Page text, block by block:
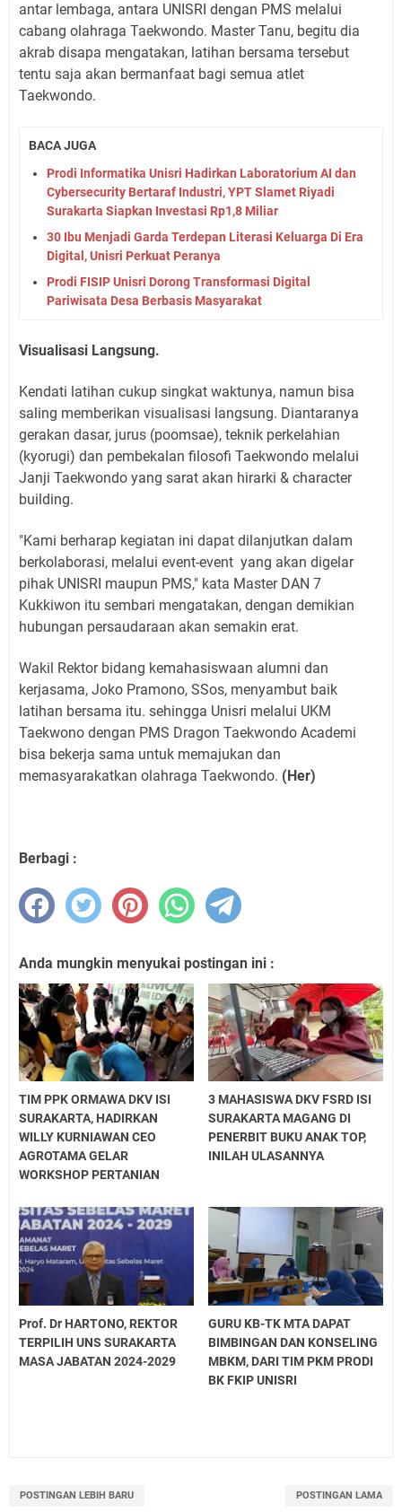
antar lembaga, antara UNISRI dengan PMS melalui
cabang olahraga Taekwondo. Master Tanu, begitu dia
akrab disapa mengatakan, latihan bersama tersebut
tentu saja akan bermanfaat bagi semua atlet
Taekwondo.
BACA JUGA
Prodi Informatika Unisri Hadirkan Laboratorium AI dan
Cybersecurity Bertaraf Industri, YPT Slamet Riyadi
Surakarta Siapkan Investasi Rp1,8 Miliar
30 Ibu Menjadi Garda Terdepan Literasi Keluarga Di Era
Digital, Unisri Perkuat Peranya
Prodi FISIP Unisri Dorong Transformasi Digital
Pariwisata Desa Berbasis Masyarakat
Visualisasi Langsung.
Kendati latihan cukup singkat waktunya, namun bisa
saling memberikan visualisasi langsung. Diantaranya
gerakan dasar, jurus (poomsae), teknik perkelahian
(kyorugi) dan pembekalan filosofi Taekwondo melalui
Janji Taekwondo yang sarat akan hirarki & character
building.
"Kami berharap kegiatan ini dapat dilanjutkan dalam
berkolaborasi, melalui event-event yang akan digelar
pihak UNISRI maupun PMS," kata Master DAN 7
Kukkiwon itu sembari mengatakan, dengan demikian
hubungan persaudaraan akan semakin erat.
Wakil Rektor bidang kemahasiswaan alumni dan
kerjasama, Joko Pramono, SSos, menyambut baik
latihan bersama itu. sehingga Unisri melalui UKM
Taekwono dengan PMS Dragon Taekwondo Academi
bisa bekerja sama untuk memajukan dan
memasyarakatkan olahraga Taekwondo. (Her)
Berbagi :
Anda mungkin menyukai postingan ini :
TIM PPK ORMAWA DKV ISI
SURAKARTA, HADIRKAN
WILLY KURNIAWAN CEO
AGROTAMA GELAR
WORKSHOP PERTANIAN
3 MAHASISWA DKV FSRD ISI
SURAKARTA MAGANG DI
PENERBIT BUKU ANAK TOP,
INILAH ULASANNYA
Prof. Dr HARTONO, REKTOR
TERPILIH UNS SURAKARTA
MASA JABATAN 2024-2029
GURU KB-TK MTA DAPAT
BIMBINGAN DAN KONSELING
MBKM, DARI TIM PKM PRODI
BK FKIP UNISRI
POSTINGAN LEBIH BARU POSTINGAN LAMA